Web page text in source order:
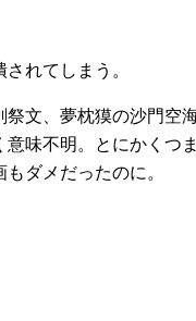
れてしまう。
文、夢枕獏の沙門空海
味不明。とにかくつ
ダメだったのに。